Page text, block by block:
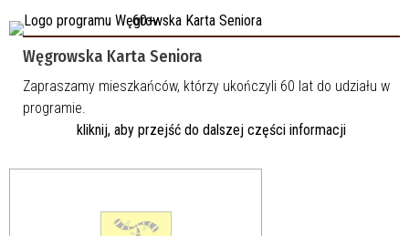
Węgrowska Karta Seniora
Zapraszamy mieszkańców, którzy ukończyli 60 lat do udziału w
programie.
kliknij, aby przejść do dalszej części informacji